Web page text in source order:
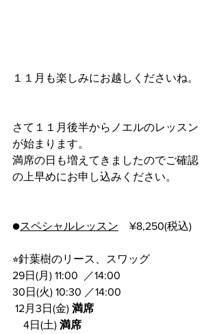
１１月も楽しみにお越しくださいね。
さて１１月後半からノエルのレッスン
が始まります。
満席の日も増えてきましたのでご確認
の上早めにお申し込みください。
●スペシャルレッスン ¥8,250(税込)
⭐︎針葉樹のリース、スワッグ
29日(月) 11:00  ／14:00
30日(火) 10:30 ／14:00
12月3日(金) 満席
    4日(土)
満席